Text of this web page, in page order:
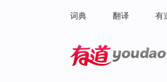
词典 翻译 有